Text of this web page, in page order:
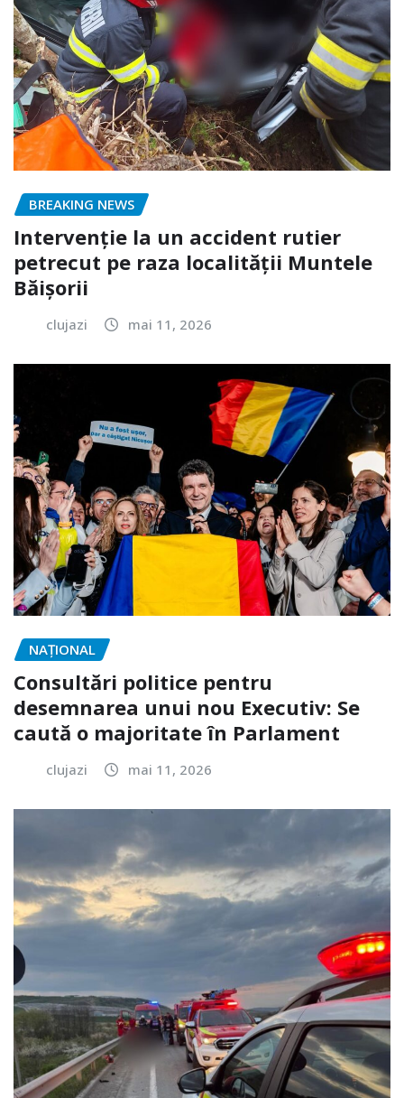
BREAKING NEWS
Intervenție la un accident rutier
petrecut pe raza localității Muntele
Băișorii
clujazi mai 11, 2026
NAŢIONAL
Consultări politice pentru
desemnarea unui nou Executiv: Se
caută o majoritate în Parlament
clujazi mai 11, 2026